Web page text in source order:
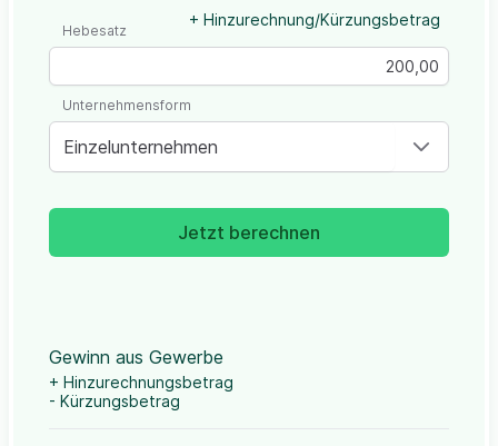
+ Hinzurechnung/Kürzungsbetrag
Hebesatz
Einzelunternehmen
Unternehmensform
Jetzt berechnen
Gewinn aus Gewerbe
+ Hinzurechnungsbetrag
- Kürzungsbetrag